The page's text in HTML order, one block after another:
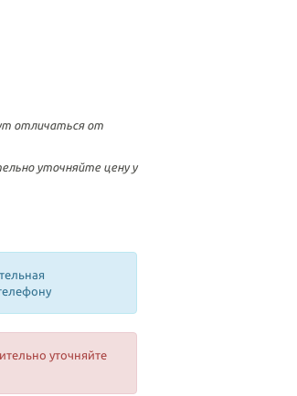
отличаться от
уточняйте цену у
уточняйте